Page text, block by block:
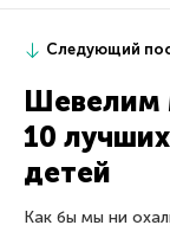
Следующий
Шевелим
10
детей
Как бы мы ни